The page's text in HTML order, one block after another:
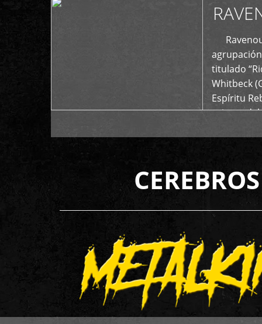
titulado
Whitbeck
Espíritu
oriente